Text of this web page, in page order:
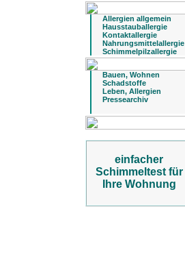
Allergien allgemein
Hausstauballergie
Kontaktallergie
Nahrungsmittelallergie
Schimmelpilzallergie
Bauen, Wohnen
Schadstoffe
Leben, Allergien
Pressearchiv
einfacher
Schimmeltest für
Ihre Wohnung